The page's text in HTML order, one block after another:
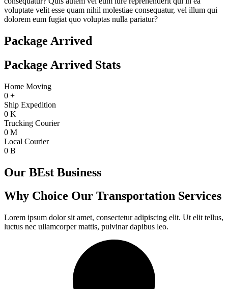
voluptate velit esse quam nihil molestiae consequatur, vel illum qui
dolorem eum fugiat quo voluptas nulla pariatur?
Package Arrived
Package Arrived Stats
Home Moving
0 +
Ship Expedition
0 K
Trucking Courier
0 M
Local Courier
0 B
Our BEst Business
Why Choice Our Transportation Services
Lorem ipsum dolor sit amet, consectetur adipiscing elit. Ut elit tellus,
luctus nec ullamcorper mattis, pulvinar dapibus leo.